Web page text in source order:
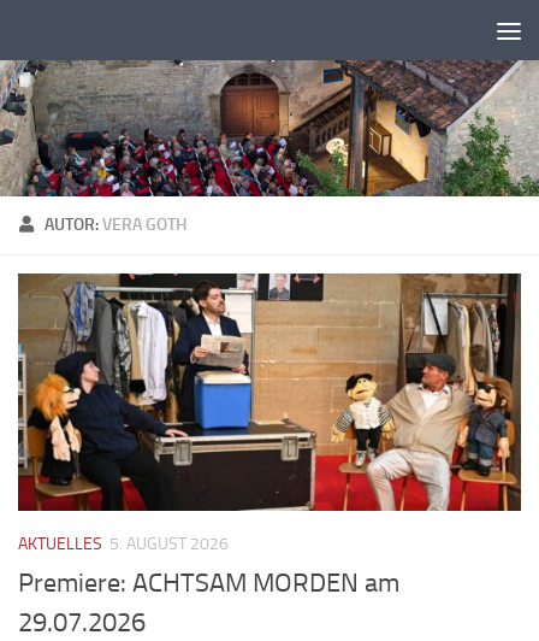
AUTOR:VERA GOTH
AKTUELLES 5. AUGUST 2026
Premiere: ACHTSAM MORDEN am
29.07.2026